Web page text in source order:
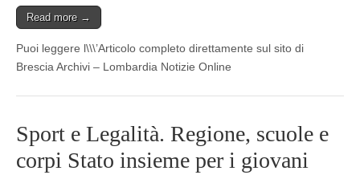
Read more →
Puoi leggere l\\\’Articolo completo direttamente sul sito di
Brescia Archivi – Lombardia Notizie Online
Sport e Legalità. Regione, scuole e
corpi Stato insieme per i giovani